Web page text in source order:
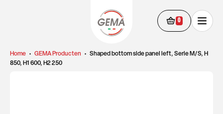
0
Home • GEMA Producten • Shaped bottom side panel left, Serie M/S, H
850, H1 600, H2 250